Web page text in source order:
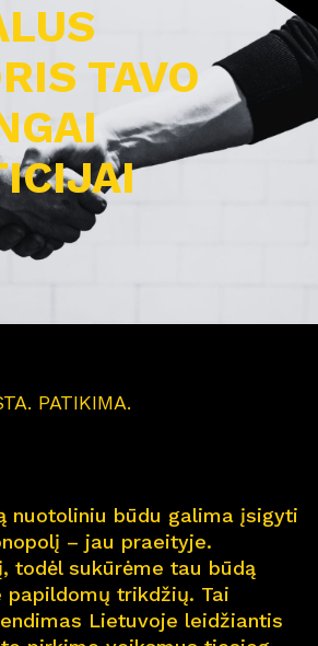
TAVO
PATIKIMA.
nuotoliniu būdu galima įsigyti
– jau praeityje.
todėl sukūrėme tau būdą
papildomų trikdžių. Tai
Lietuvoje leidžiantis